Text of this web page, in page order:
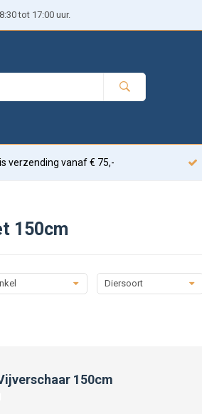
tot 17:00 uur.
verzending vanaf € 75,-
150cm
Diersoort
150cm